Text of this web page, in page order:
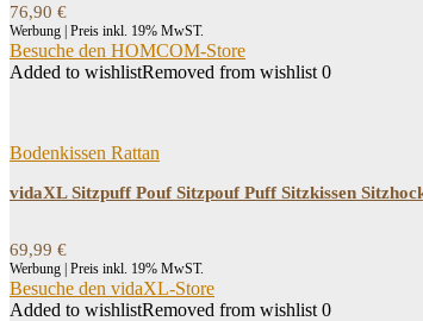
76,90 €
Werbung | Preis inkl. 19% MwST.
Besuche den HOMCOM-Store
Added to wishlistRemoved from wishlist 0
Bodenkissen Rattan
vidaXL Sitzpuff Pouf Sitzpouf Puff Sitzkissen
69,99 €
Werbung | Preis inkl. 19% MwST.
Besuche den vidaXL-Store
Added to wishlistRemoved from wishlist 0